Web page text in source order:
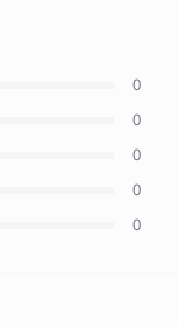
0
0
0
0
0